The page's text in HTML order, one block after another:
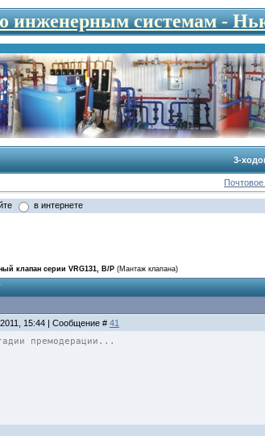
инженерным системам -
3-
Почтовое
в интернете
клапан серии VRG131, В/Р (Мантаж клапана)
15:44 | Сообщение # 41
премодерации...